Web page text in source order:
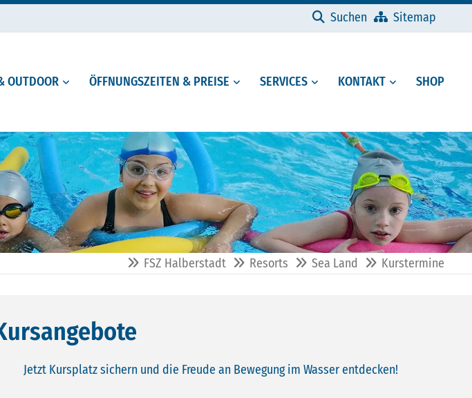
Navigation überspringen
Suchen
Sitemap
OUTDOOR ÖFFNUNGSZEITEN & PREISE SERVICES KONTAKT SHOP
FSZ Halberstadt Resorts Sea Land Kurstermine
Jetzt Kursplatz sichern und die Freude an Bewegung im Wasser entdecken!